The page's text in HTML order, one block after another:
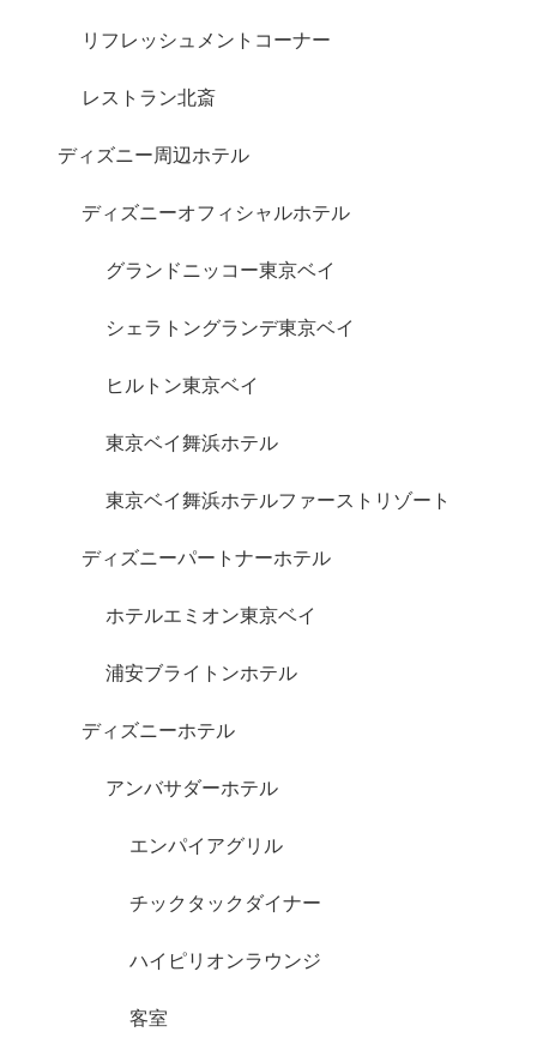
リフレッシュメントコーナー
レストラン北斎
ディズニー周辺ホテル
ディズニーオフィシャルホテル
グランドニッコー東京ベイ
シェラトングランデ東京ベイ
ヒルトン東京ベイ
東京ベイ舞浜ホテル
東京ベイ舞浜ホテルファーストリゾート
ディズニーパートナーホテル
ホテルエミオン東京ベイ
浦安ブライトンホテル
ディズニーホテル
アンバサダーホテル
エンパイアグリル
チックタックダイナー
ハイピリオンラウンジ
客室